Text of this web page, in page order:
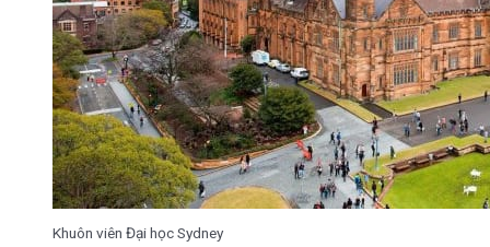
Khuôn viên Đại học Sydney